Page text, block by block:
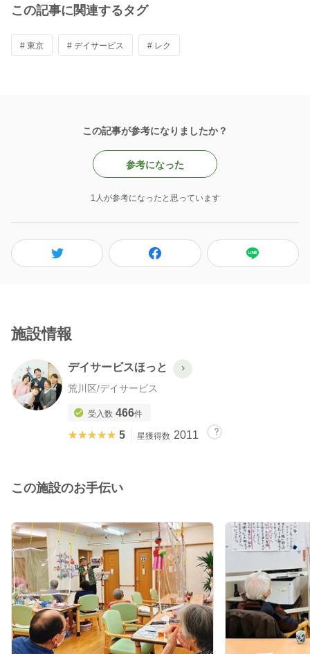
この記事に関連するタグ
# 東京 # デイサービス # レク
この記事が参考になりましたか？
参考になった
1人が参考になったと思っています
施設情報
デイサービスほっと
荒川区/デイサービス
受入数 466件
★★★★★
★★★★★ 5 星獲得数 2011
この施設のお手伝い